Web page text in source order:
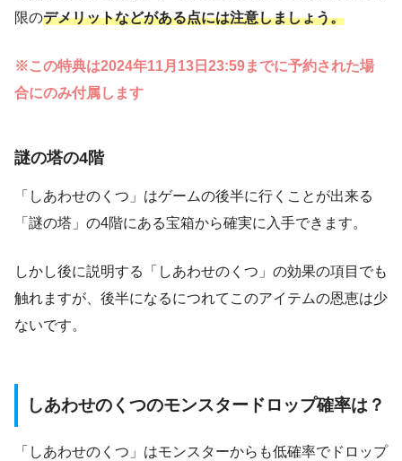
限のデメリットなどがある点には注意しましょう。
※この特典は2024年11月13日23:59までに予約された場
合にのみ付属します
謎の塔の4階
「しあわせのくつ」はゲームの後半に行くことが出来る
「謎の塔」の4階にある宝箱から確実に入手できます。
しかし後に説明する「しあわせのくつ」の効果の項目でも
触れますが、後半になるにつれてこのアイテムの恩恵は少
ないです。
しあわせのくつのモンスタードロップ確率は？
「しあわせのくつ」はモンスターからも低確率でドロップ